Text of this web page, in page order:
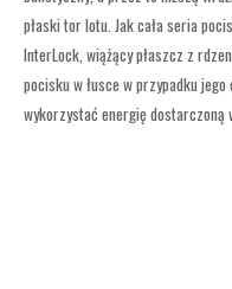
płaski tor lotu. Jak cała seria
InterLock, wiążący płaszcz z
pocisku w łusce w przypadku
wykorzystać energię dostarczoną